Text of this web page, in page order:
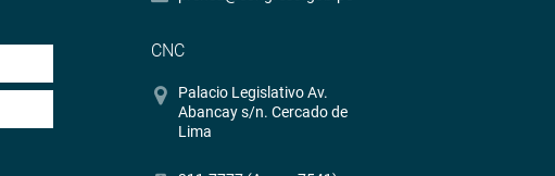
CNC
Palacio Legislativo Av.
Abancay s/n. Cercado de
Lima